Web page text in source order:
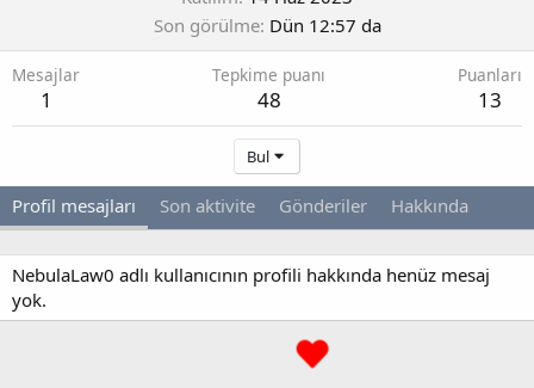
Son görülme Dün 12:57 da
Mesajlar
1
Tepkime puanı
48
Puanları
13
Bul
Profil mesajları Son aktivite Gönderiler Hakkında
NebulaLaw0 adlı kullanıcının profili hakkında henüz mesaj
yok.